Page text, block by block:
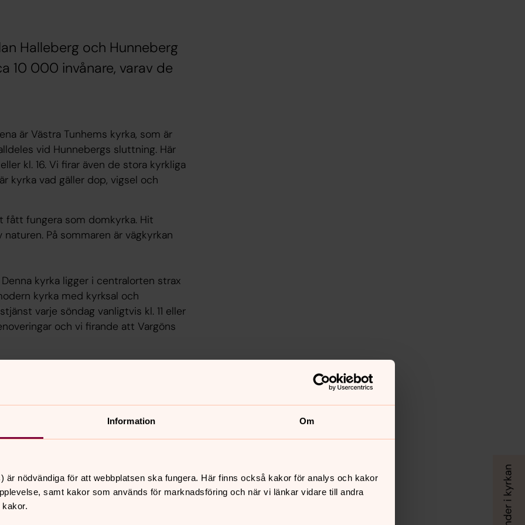
Information Om
är nödvändiga för att webbplatsen ska fungera. Här finns också kakor för analys och kakor
samt kakor som används för marknadsföring och när vi länkar vidare till andra
Halleberg och Hunneberg
10 000 invånare, varav de
är Västra Tunhems kyrka, som är
vid Hunnebergs sluttning. Här
kl. 16. Vi firar även de stora kyrkliga
kyrka vad gäller dop, vigsel och
fått fungera som domkyrka. Hit
På sommaren är vägkyrkan
kyrka ligger i centralorten strax
kyrka med kyrksal och
varje söndag vanligtvis kl. 11 eller
och vi firande att Vargöns
erbjuder flera olika verksamheter för
som inkluderar och öppnar
och fika.
Tunhems församling.